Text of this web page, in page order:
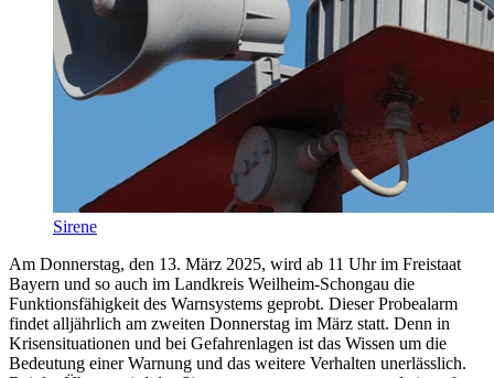
Sirene
Am Donnerstag, den 13. März 2025, wird ab 11 Uhr im Freistaat
Bayern und so auch im Landkreis Weilheim-Schongau die
Funktionsfähigkeit des Warnsystems geprobt. Dieser Probealarm
findet alljährlich am zweiten Donnerstag im März statt. Denn in
Krisensituationen und bei Gefahrenlagen ist das Wissen um die
Bedeutung einer Warnung und das weitere Verhalten unerlässlich.